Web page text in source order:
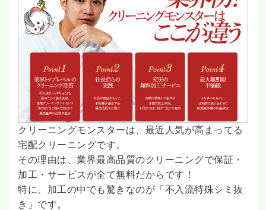
クリーニングモンスターは、最近人気が高まってる
宅配クリーニングです。
その理由は、業界最高品質のクリーニングで保証・
加工・サービスが全て無料だからです！
特に、加工の中でも驚きなのが「不入流特殊シミ抜
き」です。